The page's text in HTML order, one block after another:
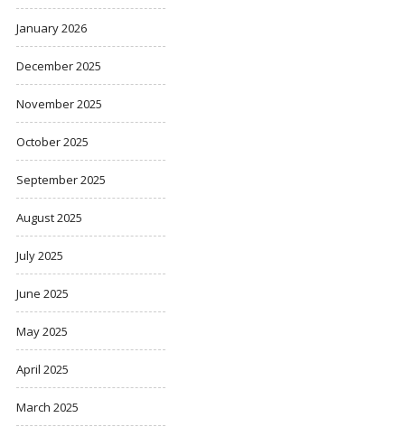
January 2026
December 2025
November 2025
October 2025
September 2025
August 2025
July 2025
June 2025
May 2025
April 2025
March 2025